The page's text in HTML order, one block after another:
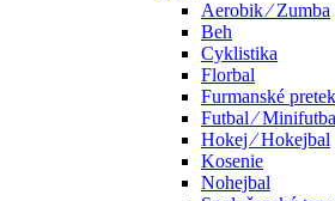
Aerobik ⁄ Zumba
Beh
Cyklistika
Florbal
Furmanské
Futbal ⁄
Hokej ⁄ Hokejbal
Kosenie
Nohejbal